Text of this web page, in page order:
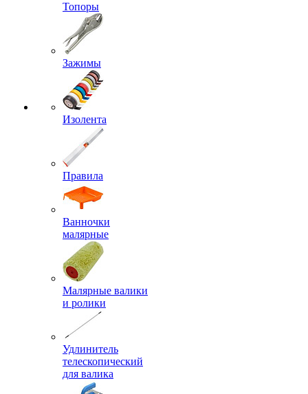
Топоры
Зажимы
Изолента
Правила
Ванночки
малярные
Малярные валики
и ролики
Удлинитель
телескопический
для валика